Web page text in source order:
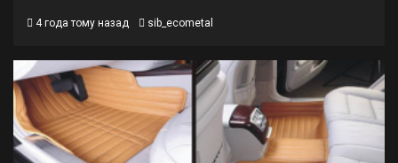
4 года тому назад sib_ecometal